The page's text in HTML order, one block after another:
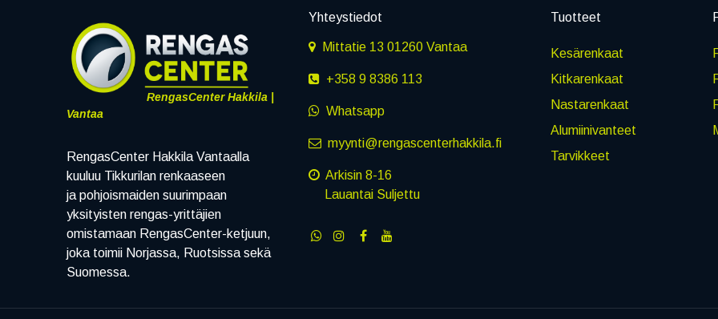
RengasCenter Hakkila |
Vantaa
RengasCenter Hakkila Vantaalla
kuuluu Tikkurilan renkaaseen
ja pohjoismaiden suurimpaan
yksityisten rengas-yrittäjien
omistamaan RengasCenter-ketjuun,
joka toimii Norjassa, Ruotsissa sekä
Suomessa.
Yhteystiedot
Mittatie 13 01260 Vantaa
+358 9 8386 113
Whatsapp
myynti@rengascenterhakkila.fi
Arkisin 8-16
Lauantai Suljettu
Tuotteet
Kesärenkaat
Kitkarenkaat
Nastarenkaat
Alumiinivanteet
Tarvikkeet